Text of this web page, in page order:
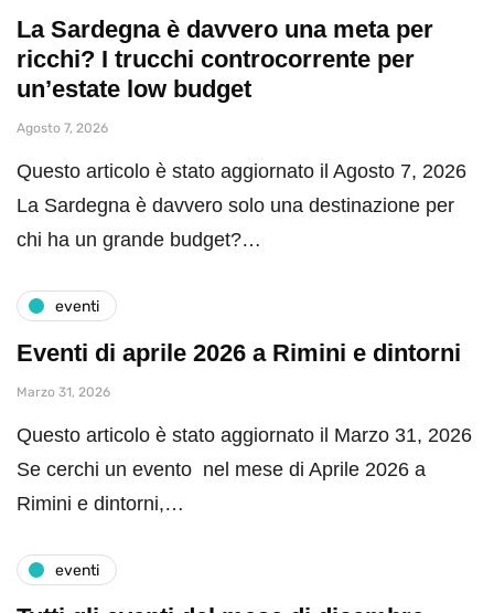
La Sardegna è davvero una meta per
ricchi? I trucchi controcorrente per
un’estate low budget
Agosto 7, 2026
Questo articolo è stato aggiornato il Agosto 7, 2026
La Sardegna è davvero solo una destinazione per
chi ha un grande budget?…
eventi
Eventi di aprile 2026 a Rimini e dintorni
Marzo 31, 2026
Questo articolo è stato aggiornato il Marzo 31, 2026
Se cerchi un evento nel mese di Aprile 2026 a
Rimini e dintorni,…
eventi